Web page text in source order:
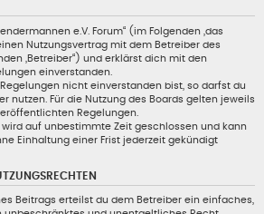
e.V. Forum“ (im Folgenden „das
Nutzungsvertrag mit dem Betreiber des
„Betreiber“) und erklärst dich mit den
einverstanden.
nicht einverstanden bist, so darfst du
nutzen. Für die Nutzung des Boards gelten jeweils
Regelungen.
wird auf unbestimmte Zeit geschlossen und kann
Einhaltung einer Frist jederzeit gekündigt
Beitrags erteilst du dem Betreiber ein einfaches,